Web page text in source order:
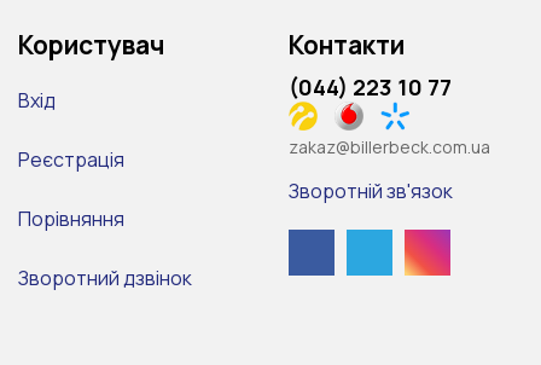
Користувач
Вхід
Реєстрація
Порівняння
Зворотний дзвінок
Контакти
(044) 223 10 77
zakaz@billerbeck.com.ua
Зворотній зв'язок